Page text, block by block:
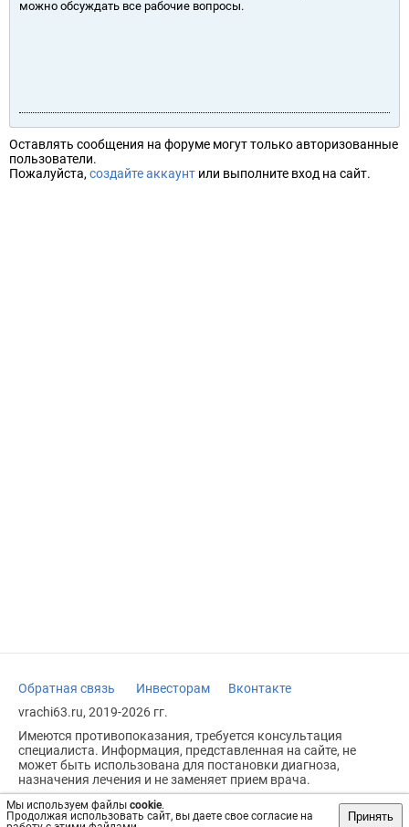
Мы используем файлы cookie.
Продолжая использовать сайт, вы даете свое согласие на
Принять
можно обсуждать все рабочие вопросы.
Оставлять сообщения на форуме могут только авторизованные
пользователи.
Пожалуйста, создайте аккаунт или выполните вход на сайт.
Обратная связь Инвесторам
Вконтакте
vrachi63.ru, 2019-2026 гг.
Имеются противопоказания, требуется консультация
специалиста. Информация, представленная на сайте, не
может быть использована для постановки диагноза,
назначения лечения и не заменяет прием врача.
Возрастное ограничение: 18+